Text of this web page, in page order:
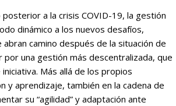
a la crisis COVID-19, la gestión
dinámico a los nuevos desafíos,
camino después de la situación de
una gestión más descentralizada, que
Más allá de los propios
y aprendizaje, también en la cadena de
su “agilidad” y adaptación ante